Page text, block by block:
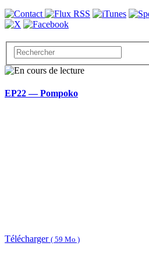
EP22 — Pompoko
Télécharger ( 59 Mo )